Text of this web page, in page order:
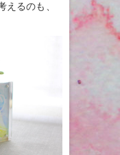
えるのも、